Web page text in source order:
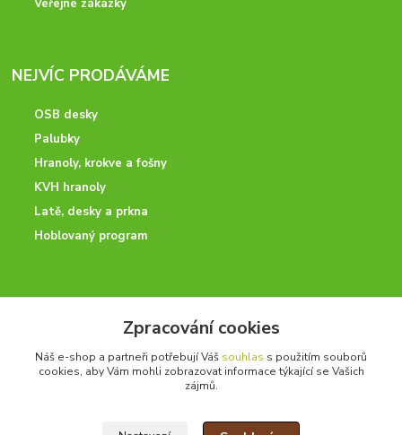
NEJVÍC PRODÁVÁME
OSB desky
Palubky
Hranoly, krokve a fošny
KVH hranoly
Latě, desky a prkna
Hoblovaný program
Potřebujete poradit? Neváhejte nás kontaktovat.
+420 728 600 625
po - pá 7:00 - 15:00
Zpracování cookies
Náš e-shop a partneři potřebují Váš souhlas s použitím souborů
cookies, aby Vám mohli zobrazovat informace týkající se Vašich
zájmů.